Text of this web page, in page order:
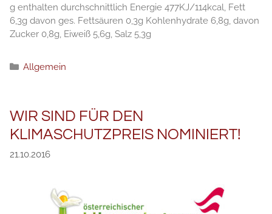
g enthalten durchschnittlich Energie 477KJ/114kcal, Fett
6,3g davon ges. Fettsäuren 0,3g Kohlenhydrate 6,8g, davon
Zucker 0,8g, Eiweiß 5,6g, Salz 5,3g
Рубрики
Allgemein
WIR SIND FÜR DEN
KLIMASCHUTZPREIS NOMINIERT!
21.10.2016